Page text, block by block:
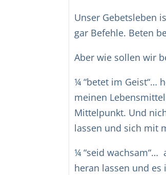
Unser Gebetsleben
gar Befehle. Beten
Aber wie sollen wir
¼ “betet im Geist“…
meinen
Mittelpunkt. Und
lassen und sich mit
¼ “seid wachsam“…
heran lassen und